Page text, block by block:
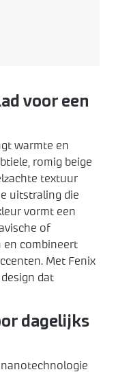
voor een
warmte en
romig beige
textuur
uitstraling die
vormt een
of
en combineert
Met Fenix
dat
dagelijks
nanotechnologie